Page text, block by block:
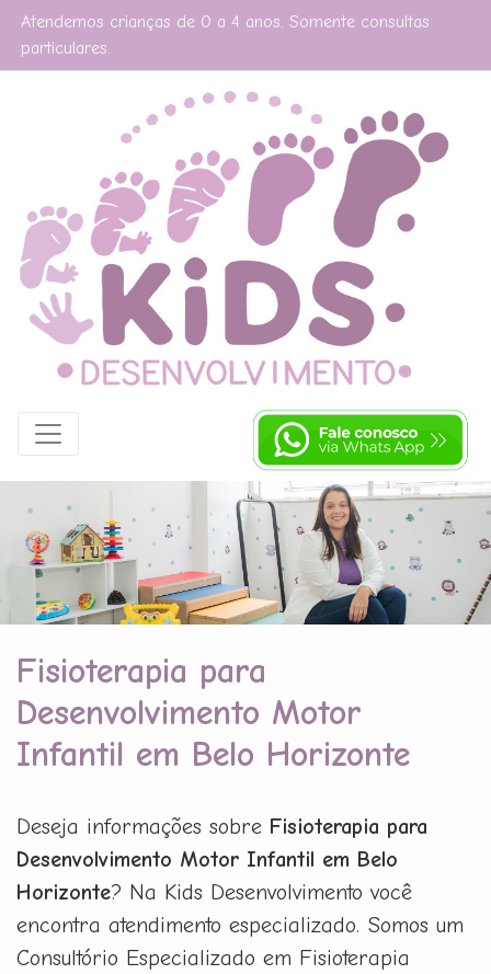
Atendemos crianças de 0 a 4 anos. Somente consultas
particulares.
Fisioterapia para
Desenvolvimento Motor
Infantil em Belo Horizonte
Deseja informações sobre Fisioterapia para
Desenvolvimento Motor Infantil em Belo
Horizonte? Na Kids Desenvolvimento você
encontra atendimento especializado. Somos um
Consultório Especializado em Fisioterapia